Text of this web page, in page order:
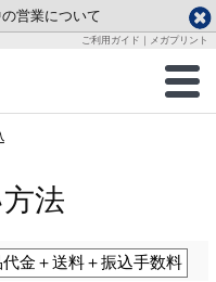
の営業について
ご利用ガイド｜メガプリント
法
代金＋送料＋振込手数料